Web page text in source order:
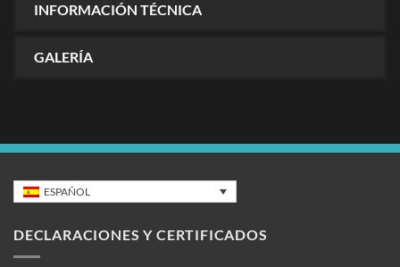
INFORMACIÓN TÉCNICA
GALERÍA
ESPAÑOL
DECLARACIONES Y CERTIFICADOS